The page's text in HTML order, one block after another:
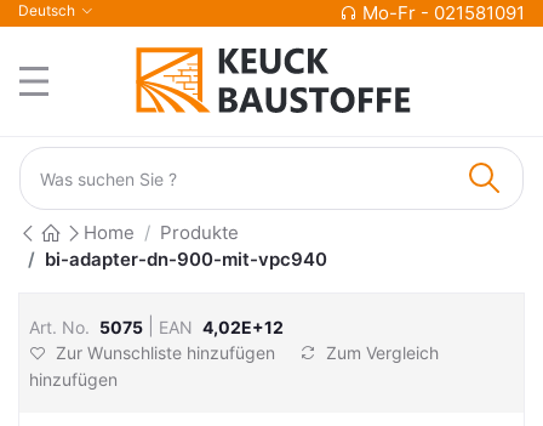
Deutsch Mo-Fr - 021581091
Home
Produkte
bi-adapter-dn-900-mit-vpc940
Art. No. 5075 EAN 4,02E+12
Zur Wunschliste hinzufügen
Zum Vergleich
hinzufügen